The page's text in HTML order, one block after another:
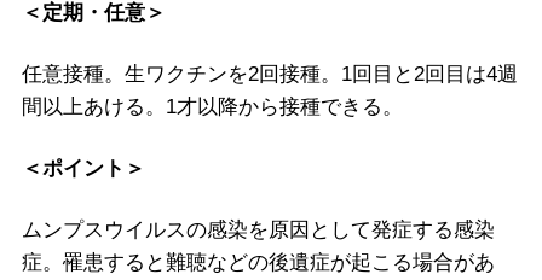
＜定期・任意＞
任意接種。生ワクチンを2回接種。1回目と2回目は4週
間以上あける。1才以降から接種できる。
＜ポイント＞
ムンプスウイルスの感染を原因として発症する感染
症。罹患すると難聴などの後遺症が起こる場合があ